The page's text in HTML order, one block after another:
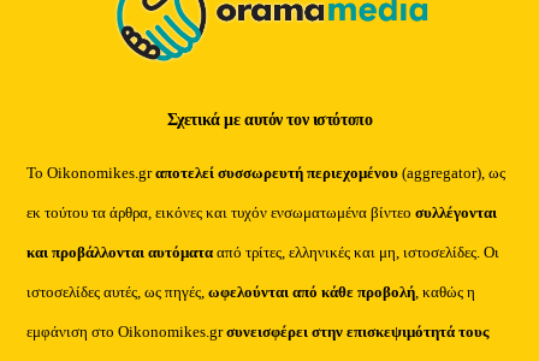
Σχετικά με αυτόν τον ιστότοπο
Το Oikonomikes.grαποτελεί συσσωρευτή περιεχομένου (aggregator), ως
εκ τούτου τα άρθρα, εικόνες και τυχόν ενσωματωμένα βίντεοσυλλέγονται
και προβάλλονται αυτόματααπό τρίτες, ελληνικές και μη, ιστοσελίδες. Οι
ιστοσελίδες αυτές, ως πηγές,ωφελούνται από κάθε προβολή, καθώς η
εμφάνιση στο Oikonomikes.grσυνεισφέρει στην επισκεψιμότητά τους